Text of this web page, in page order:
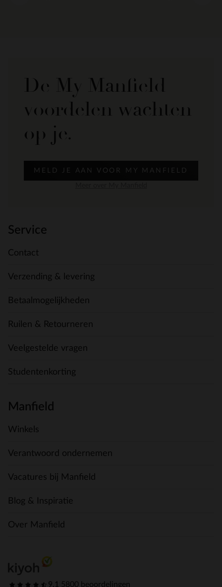
De My Manfield
voordelen wachten
op je.
MELD JE AAN VOOR MY MANFIELD
Service
Contact
Verzending & levering
Betaalmogelijkheden
Ruilen & Retourneren
Veelgestelde vragen
Studentenkorting
Manfield
Winkels
Verantwoord ondernemen
Vacatures bij Manfield
Blog & Inspiratie
Over Manfield
9.1 5800 beoordelingen